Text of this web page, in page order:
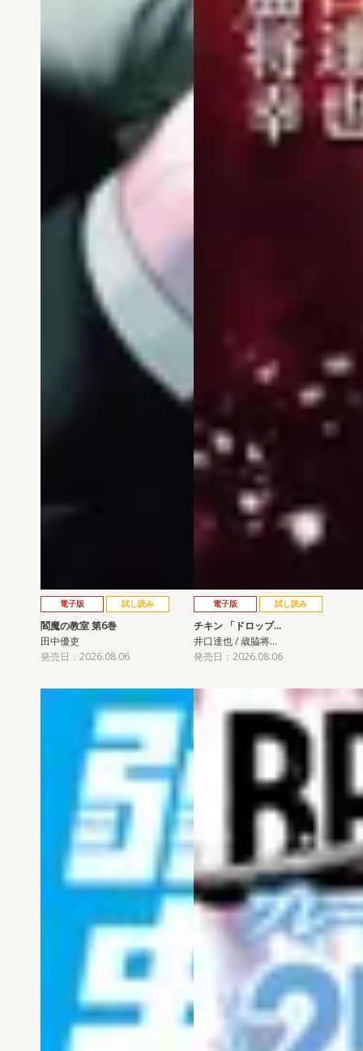
電子版 試し読み
閻魔の教室 第6巻
田中優吏
発売日：2026.08.06
電子版 試し読み
チキン 「ドロップ…
井口達也 / 歳脇将…
発売日：2026.08.06